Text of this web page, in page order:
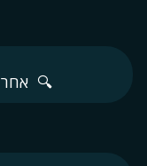
🔍 אחר